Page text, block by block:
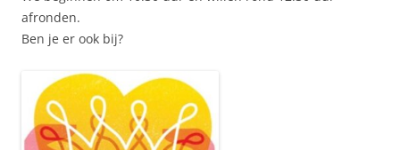
afronden.
Ben je er ook bij?